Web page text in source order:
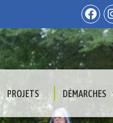
PROJETS DÉMARCHES